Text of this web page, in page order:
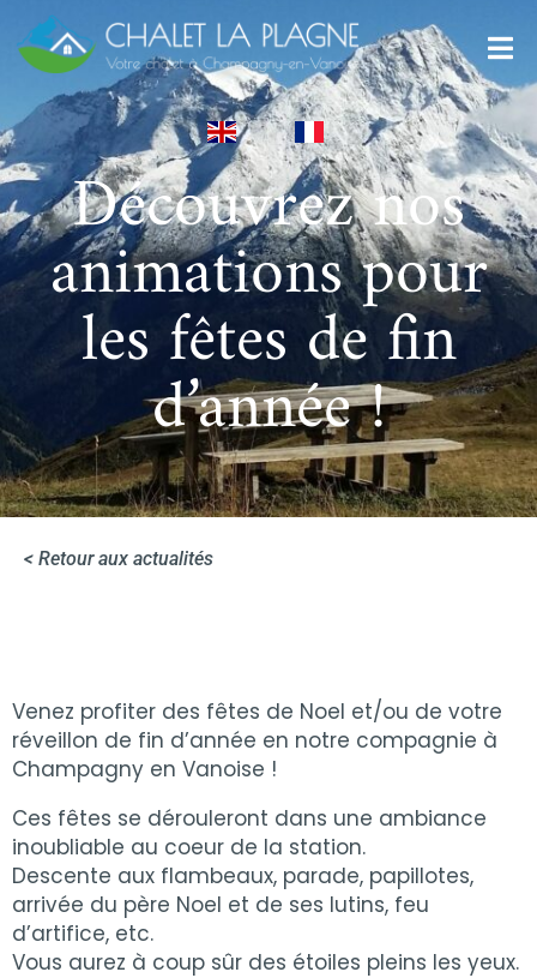
Découvrez nos
animations pour
les fêtes de fin
d’année !
< Retour aux actualités
Venez profiter des fêtes de Noel et/ou de votre
réveillon de fin d’année en notre compagnie à
Champagny en Vanoise !
Ces fêtes se dérouleront dans une ambiance
inoubliable au coeur de la station.
Descente aux flambeaux, parade, papillotes,
arrivée du père Noel et de ses lutins, feu
d’artifice, etc.
Vous aurez à coup sûr des étoiles pleins les yeux.